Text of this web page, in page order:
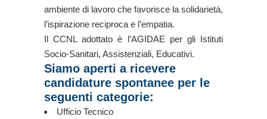
ambiente di lavoro che favorisce la solidarietà,
l’ispirazione reciproca e l’empatia.
Il CCNL adottato è l’AGIDAE per gli Istituti
Socio-Sanitari, Assistenziali, Educativi.
Siamo aperti a ricevere
candidature spontanee per le
seguenti categorie:
Ufficio Tecnico